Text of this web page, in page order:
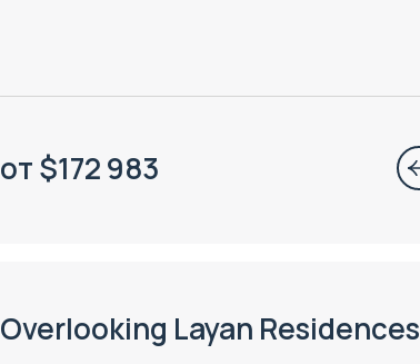
от$172 983
Overlooking Layan Residences